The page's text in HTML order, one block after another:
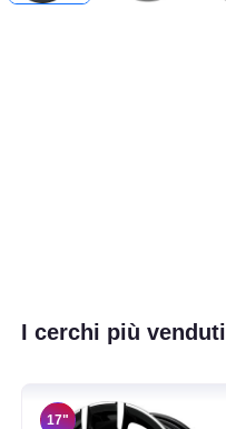
I cerchi più venduti
17"